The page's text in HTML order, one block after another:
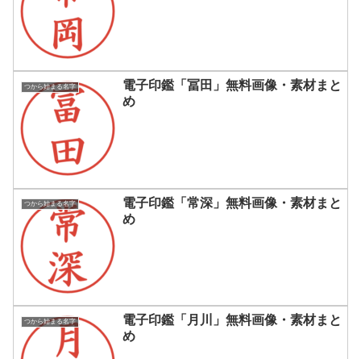
つから始まる名字
電子印鑑「冨田」無料画像・素材まと
め
つから始まる名字
電子印鑑「常深」無料画像・素材まと
め
つから始まる名字
電子印鑑「月川」無料画像・素材まと
め